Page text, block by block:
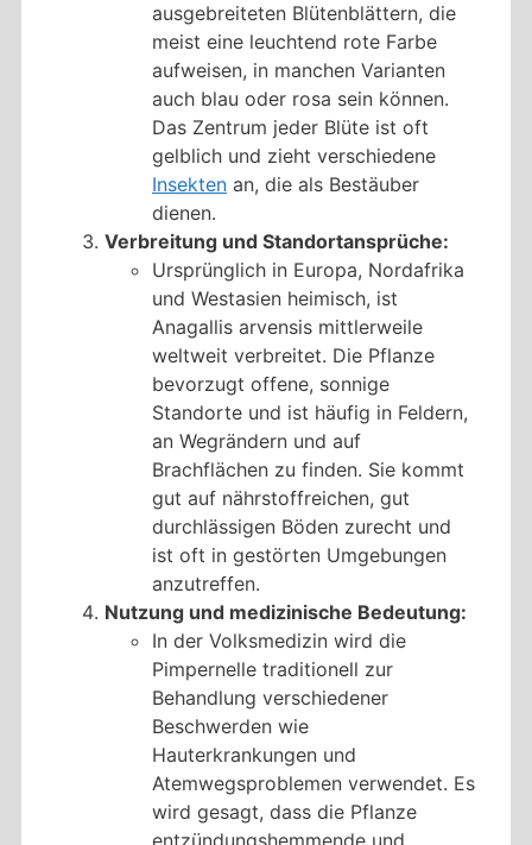
ausgebreiteten Blütenblättern, die
meist eine leuchtend rote Farbe
aufweisen, in manchen Varianten
auch blau oder rosa sein können.
Das Zentrum jeder Blüte ist oft
gelblich und zieht verschiedene
Insekten an, die als Bestäuber
dienen.
Verbreitung und Standortansprüche:
Ursprünglich in Europa, Nordafrika
und Westasien heimisch, ist
Anagallis arvensis mittlerweile
weltweit verbreitet. Die Pflanze
bevorzugt offene, sonnige
Standorte und ist häufig in Feldern,
an Wegrändern und auf
Brachflächen zu finden. Sie kommt
gut auf nährstoffreichen, gut
durchlässigen Böden zurecht und
ist oft in gestörten Umgebungen
anzutreffen.
Nutzung und medizinische Bedeutung:
In der Volksmedizin wird die
Pimpernelle traditionell zur
Behandlung verschiedener
Beschwerden wie
Hauterkrankungen und
Atemwegsproblemen verwendet. Es
wird gesagt, dass die Pflanze